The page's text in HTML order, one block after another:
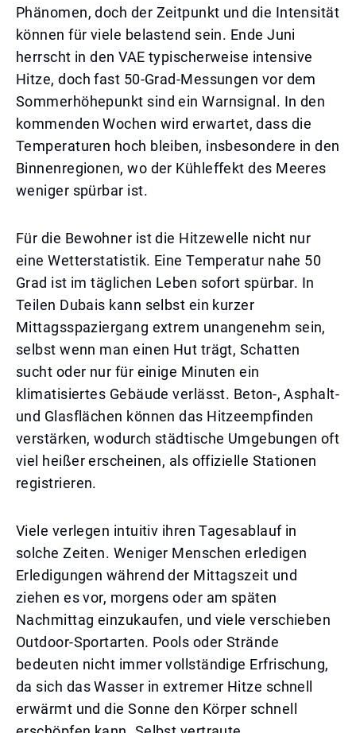
Phänomen, doch der Zeitpunkt und die Intensität
können für viele belastend sein. Ende Juni
herrscht in den VAE typischerweise intensive
Hitze, doch fast 50-Grad-Messungen vor dem
Sommerhöhepunkt sind ein Warnsignal. In den
kommenden Wochen wird erwartet, dass die
Temperaturen hoch bleiben, insbesondere in den
Binnenregionen, wo der Kühleffekt des Meeres
weniger spürbar ist.
Für die Bewohner ist die Hitzewelle nicht nur
eine Wetterstatistik. Eine Temperatur nahe 50
Grad ist im täglichen Leben sofort spürbar. In
Teilen Dubais kann selbst ein kurzer
Mittagsspaziergang extrem unangenehm sein,
selbst wenn man einen Hut trägt, Schatten
sucht oder nur für einige Minuten ein
klimatisiertes Gebäude verlässt. Beton-, Asphalt-
und Glasflächen können das Hitzeempfinden
verstärken, wodurch städtische Umgebungen oft
viel heißer erscheinen, als offizielle Stationen
registrieren.
Viele verlegen intuitiv ihren Tagesablauf in
solche Zeiten. Weniger Menschen erledigen
Erledigungen während der Mittagszeit und
ziehen es vor, morgens oder am späten
Nachmittag einzukaufen, und viele verschieben
Outdoor-Sportarten. Pools oder Strände
bedeuten nicht immer vollständige Erfrischung,
da sich das Wasser in extremer Hitze schnell
erwärmt und die Sonne den Körper schnell